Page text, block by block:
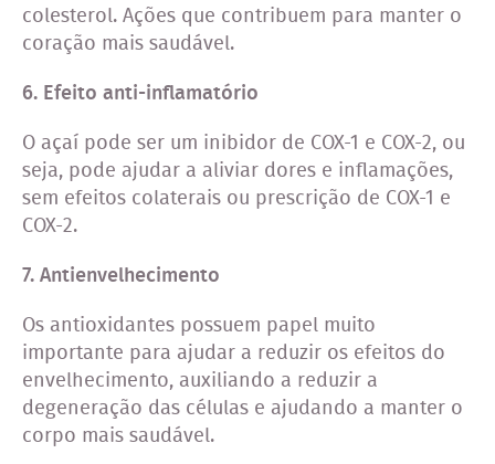
colesterol. Ações que contribuem para manter o
coração mais saudável.
6. Efeito anti-inflamatório
O açaí pode ser um inibidor de COX-1 e COX-2, ou
seja, pode ajudar a aliviar dores e inflamações,
sem efeitos colaterais ou prescrição de COX-1 e
COX-2.
7. Antienvelhecimento
Os antioxidantes possuem papel muito
importante para ajudar a reduzir os efeitos do
envelhecimento, auxiliando a reduzir a
degeneração das células e ajudando a manter o
corpo mais saudável.